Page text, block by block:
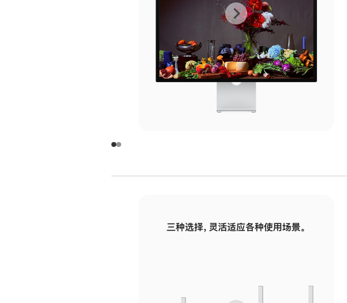
上
一
张
图
面
下
一
张
图
面
三种选择，灵活适应各种使用场景。